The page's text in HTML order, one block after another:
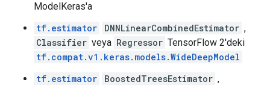
ModelKeras'a
tf.estimator
DNNLinearCombinedEstimator ,
Classifier veya Regressor TensorFlow 2'deki
tf.compat.v1.keras.models.WideDeepModel
tf.estimator
BoostedTreesEstimator ,